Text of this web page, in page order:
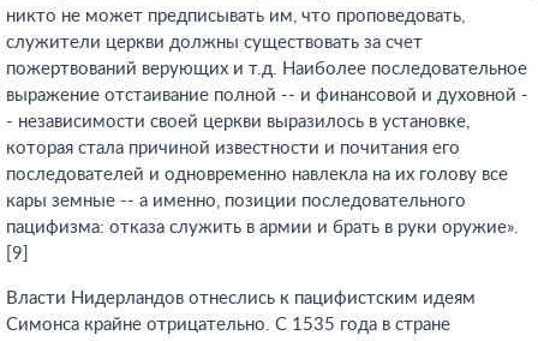
никто не может предписывать им, что проповедовать,
служители церкви должны существовать за счет
пожертвований верующих и т.д. Наиболее последовательное
выражение отстаивание полной -- и финансовой и духовной -
- независимости своей церкви выразилось в установке,
которая стала причиной известности и почитания его
последователей и одновременно навлекла на их голову все
кары земные -- а именно, позиции последовательного
пацифизма: отказа служить в армии и брать в руки оружие».
[9]
Власти Нидерландов отнеслись к пацифистским идеям
Симонса крайне отрицательно. С 1535 года в стране